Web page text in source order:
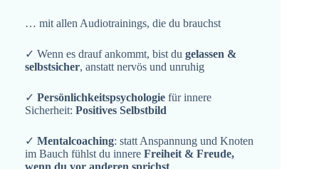
… mit allen Audiotrainings, die du brauchst
✓ Wenn es drauf ankommt, bist du gelassen &
selbstsicher, anstatt nervös und unruhig
✓ Persönlichkeitspsychologie für innere
Sicherheit: Positives Selbstbild
✓ Mentalcoaching: statt Anspannung und Knoten
im Bauch fühlst du innere Freiheit & Freude,